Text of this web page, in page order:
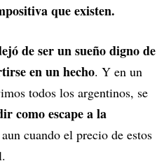
que existen.
de ser un sueño digno de
en un hecho. Y en un
todos los argentinos, se
como escape a la
cuando el precio de estos